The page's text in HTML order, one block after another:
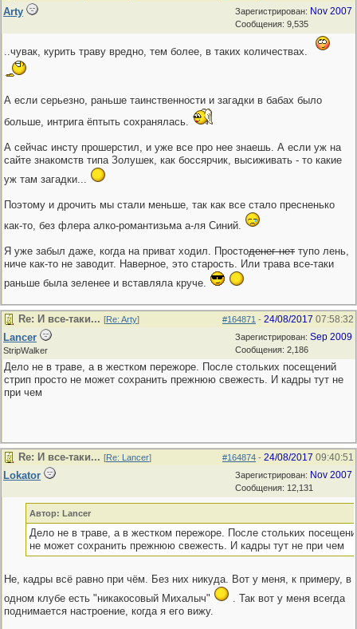
Зарегистрирован: Nov 2007
Сообщения: 9,535
Arty
..чувак, курить траву вредно, тем более, в таких количествах.
А если серьезно, раньше таинственности и загадки в бабах было
больше, интрига ёптыть сохранялась.
А сейчас инсту прошерстил, и уже все про нее знаешь. А если уж на
сайте знакомств типа Золушек, как боссярчик, высиживать - то какие
уж там загадки...
Поэтому и дрочить мы стали меньше, так как все стало пресненько
как-то, без флера алко-романтизьма а-ля Синий.
Я уже забыл даже, когда на приват ходил. Простоденег нет тупо лень,
ниче как-то не заводит. Наверное, это старость. Или трава все-таки
раньше была зеленее и вставляла круче.
#164871 - 24/08/2017 07:58:32
Re: И все-таки... [Re: Arty]
Зарегистрирован: Sep 2009
Сообщения: 2,186
Lancer
StripWalker
Дело не в траве, а в жестком пережоре. После стольких посещений
стрип просто не может сохранить прежнюю свежесть. И кадры тут не
при чем
#164874 - 24/08/2017 09:40:51
Re: И все-таки... [Re: Lancer]
Зарегистрирован: Nov 2007
Сообщения: 12,131
Lokator
Автор: Lancer
Дело не в траве, а в жестком пережоре. После стольких
не может сохранить прежнюю свежесть. И кадры тут не при чем
Не, кадры всё равно при чём. Без них никуда. Вот у меня, к примеру, в
одном клубе есть "никакосовый Михалыч"
. Так вот у меня всегда
поднимается настроение, когда я его вижу.